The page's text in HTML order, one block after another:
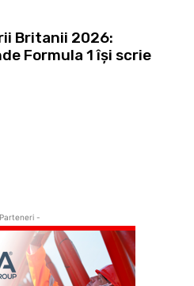
Britanii 2026:
Formula 1 își scrie
-